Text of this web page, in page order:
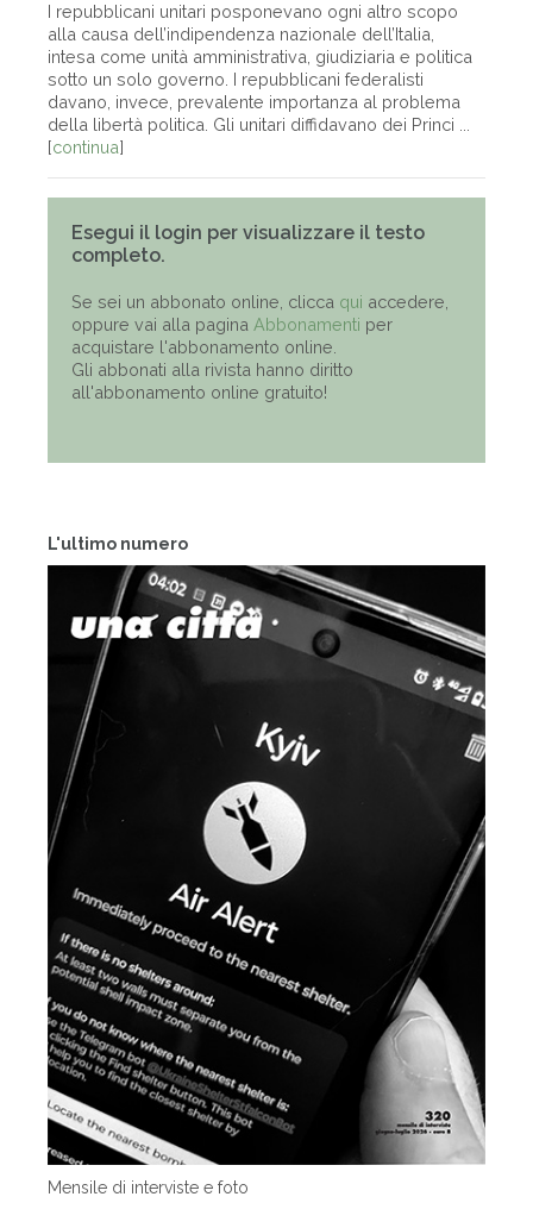
L'ultimo numero
Mensile di interviste e foto
I repubblicani unitari posponevano ogni altro scopo
alla causa dell’indipendenza nazionale dell’Italia,
intesa come unità amministrativa, giudiziaria e politica
sotto un solo governo. I repubblicani federalisti
davano, invece, prevalente importanza al problema
della libertà politica. Gli unitari diffidavano dei Princi ...
[continua]
Esegui il login per visualizzare il testo
completo.
Se sei un abbonato online, clicca qui accedere,
oppure vai alla pagina Abbonamenti per
acquistare l'abbonamento online.
Gli abbonati alla rivista hanno diritto
all'abbonamento online gratuito!